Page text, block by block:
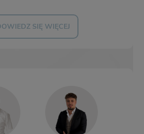
SIĘ WIĘCEJ